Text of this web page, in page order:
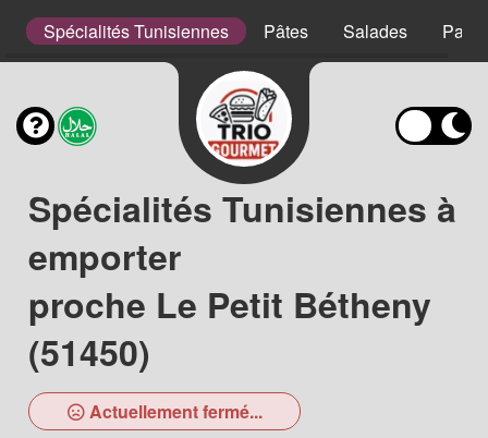
Spécialités Tunisiennes Pâtes Salades
Spécialités Tunisiennes à
emporter
proche Le Petit Bétheny
(51450)
Actuellement fermé...